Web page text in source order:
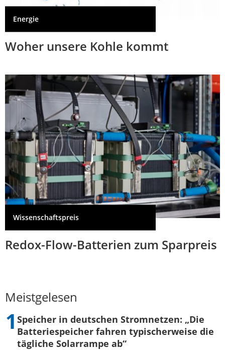
Energie
Woher unsere Kohle kommt
Wissenschaftspreis
Redox-Flow-Batterien zum Sparpreis
Meistgelesen
Speicher in deutschen Stromnetzen: „Die
Batteriespeicher fahren typischerweise die
tägliche Solarrampe ab“